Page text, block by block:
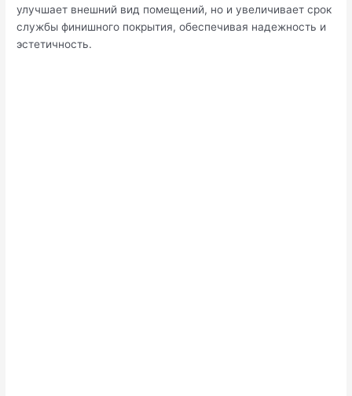
улучшает внешний вид помещений, но и увеличивает срок
службы финишного покрытия, обеспечивая надежность и
эстетичность.